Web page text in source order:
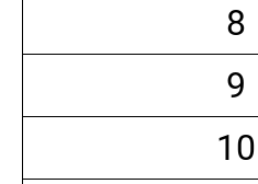
8
9
10